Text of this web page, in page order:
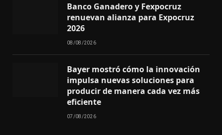
Banco Ganadero y Fexpocruz
renuevan alianza para Expocruz
2026
08/08/2026
Bayer mostró cómo la innovación
impulsa nuevas soluciones para
producir de manera cada vez más
eficiente
07/08/2026